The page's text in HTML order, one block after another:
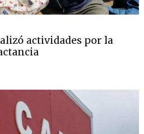
actividades por la